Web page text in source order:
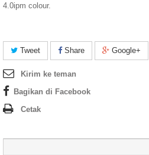
4.0ipm colour.
Tweet Share Google+
Kirim ke teman
Bagikan di Facebook
Cetak